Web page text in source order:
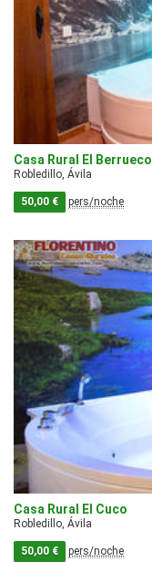
Casa Rural El Berrueco
Robledillo, Ávila
50,00 € pers/noche
Casa Rural El Cuco
Robledillo, Ávila
50,00 € pers/noche